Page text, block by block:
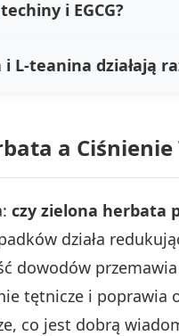
i EGCG?
L-teanina działają
a
czy zielona herbata
działa
dowodów
tętnicze i poprawia
co jest dobrą